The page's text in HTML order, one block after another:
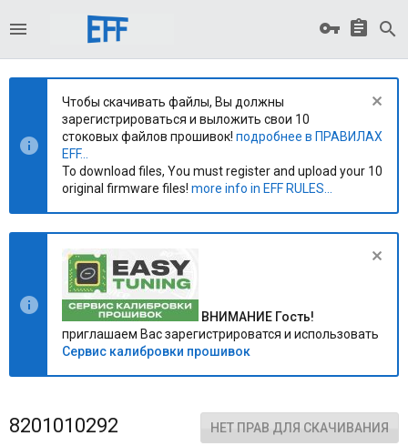
Чтобы скачивать файлы, Вы должны
зарегистрироваться и выложить свои 10
стоковых файлов прошивок! подробнее в ПРАВИЛАХ
EFF...
To download files, You must register and upload your 10
original firmware files! more info in EFF RULES...
ВНИМАНИЕ Гость!
приглашаем Вас зарегистрироватся и использовать
Сервис калибровки прошивок
8201010292 НЕТ ПРАВ ДЛЯ СКАЧИВАНИЯ